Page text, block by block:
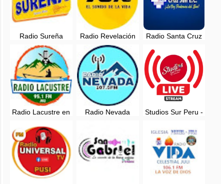
Radio Sureña
Puno en vivo -
94.1 FM
Radio Revelación
El Sonido De La
Vida
Radio Santa Cruz
FM Puno, Perú
Radio Lacustre en
Juli, Perú
Radio Nevada
Perú
Studios Sur Peru -
vivo